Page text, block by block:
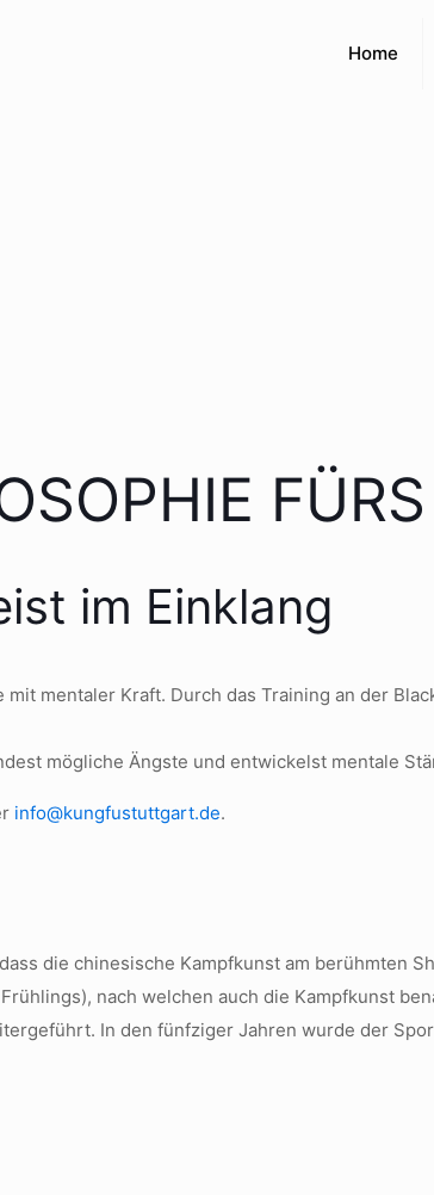
Home
im Einklang
mentaler Kraft. Durch das Training an der
mögliche Ängste und entwickelst mentale
info@kungfustuttgart.de.
die chinesische Kampfkunst am
nach welchen auch die Kampfkunst
In den fünfziger Jahren wurde der